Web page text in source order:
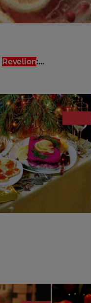
Revelion:...